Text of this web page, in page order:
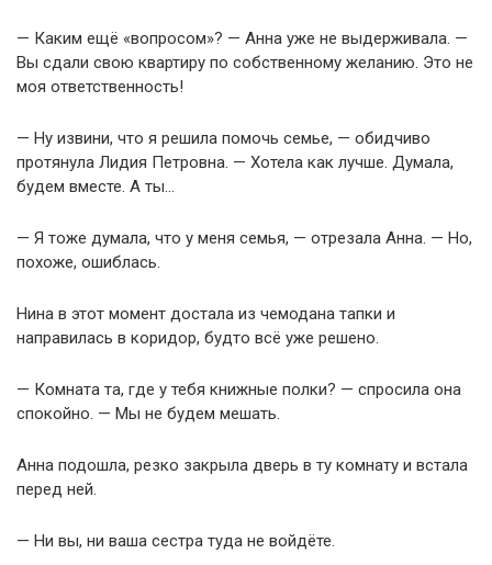
— Каким ещё «вопросом»? — Анна уже не выдерживала. —
Вы сдали свою квартиру по собственному желанию. Это не
моя ответственность!
— Ну извини, что я решила помочь семье, — обидчиво
протянула Лидия Петровна. — Хотела как лучше. Думала,
будем вместе. А ты…
— Я тоже думала, что у меня семья, — отрезала Анна. — Но,
похоже, ошиблась.
Нина в этот момент достала из чемодана тапки и
направилась в коридор, будто всё уже решено.
— Комната та, где у тебя книжные полки? — спросила она
спокойно. — Мы не будем мешать.
Анна подошла, резко закрыла дверь в ту комнату и встала
перед ней.
— Ни вы, ни ваша сестра туда не войдёте.